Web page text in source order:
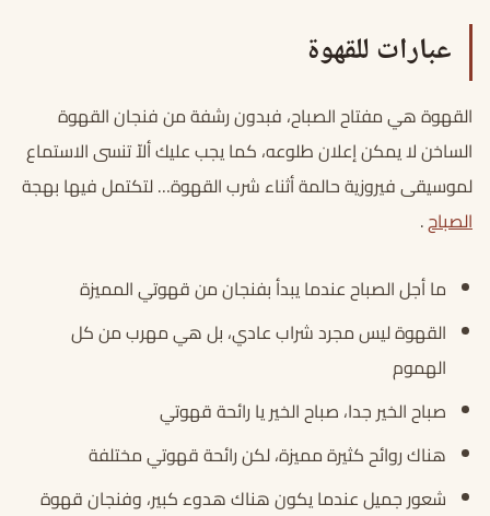
عبارات للقهوة
القهوة هي مفتاح الصباح، فبدون رشفة من فنجان القهوة
الساخن لا يمكن إعلان طلوعه، كما يجب عليك ألاّ تنسى الاستماع
لموسيقى فيروزية حالمة أثناء شرب القهوة… لتكتمل فيها بهجة
الصباح.
ما أجل الصباح عندما يبدأ بفنجان من قهوتي المميزة
القهوة ليس مجرد شراب عادي، بل هي مهرب من كل
الهموم
صباح الخير جدا، صباح الخير يا رائحة قهوتي
هناك روائح كثيرة مميزة، لكن رائحة قهوتي مختلفة
شعور جميل عندما يكون هناك هدوء كبير، وفنجان قهوة